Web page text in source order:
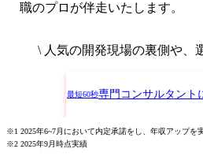
職のプロが伴走いたします。
\ 人気の開発現場の裏側や、
最短60秒専門コンサルタント
※1 2025年6~7月において内定承諾をし、年収アップを
※2 2025年9月時点実績